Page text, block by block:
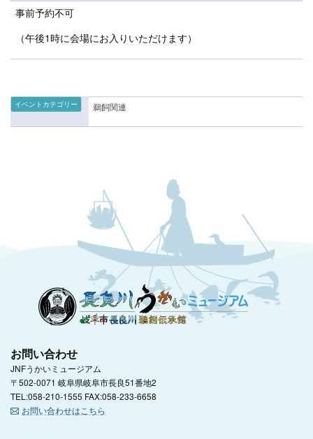
事前予約不可
（午後1時に会場にお入りいただけます）
イベントカテゴリー 鵜飼関連
お問い合わせ
JNFうかいミュージアム
〒502-0071 岐阜県岐阜市長良51番地2
TEL:058-210-1555 FAX:058-233-6658
お問い合わせはこちら